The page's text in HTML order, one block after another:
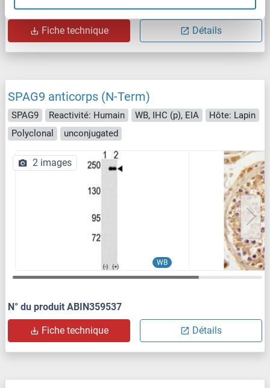
N° du produit ABIN359538
Fiche technique Détails
SPAG9 anticorps (N-Term)
SPAG9 Reactivité: Humain WB, IHC (p), EIA
Hôte: Lapin
Polyclonal
unconjugated
WB
2 images
N° du produit ABIN359537
Fiche technique Détails